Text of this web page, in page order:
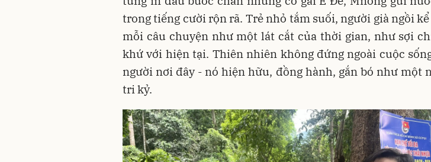
trong tiếng cười rộn rã. Trẻ nhỏ tắm suối, người già ngồi
mỗi câu chuyện như một lát cắt của thời gian, như sợi
khứ với hiện tại. Thiên nhiên không đứng ngoài cuộc
người nơi đây - nó hiện hữu, đồng hành, gắn bó như một
tri kỷ.